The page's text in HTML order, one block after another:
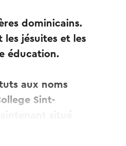
dominicains.
jésuites et les
éducation.
aux noms
Sint-